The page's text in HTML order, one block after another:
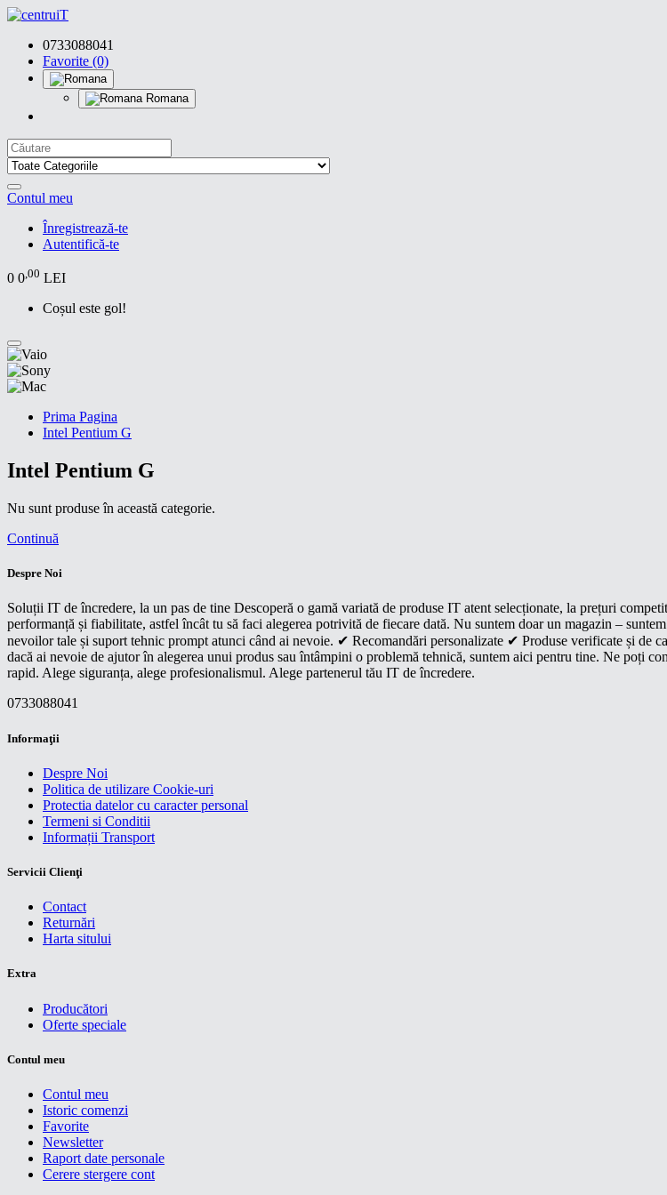
0733088041
Favorite (0)
Romana
Contul meu
Înregistrează-te
Autentifică-te
0 0,00 LEI
Coșul este gol!
Prima Pagina
Intel Pentium G
Intel Pentium G
Nu sunt produse în această categorie.
Continuă
Despre Noi
Soluții IT de încredere, la un pas de tine Descoperă o gamă variată de produse IT atent selecționate, la prețuri
performanță și fiabilitate, astfel încât tu să faci alegerea potrivită de fiecare dată. Nu suntem doar un magazin –
nevoilor tale și suport tehnic prompt atunci când ai nevoie. ✔ Recomandări personalizate ✔ Produse verificate și
dacă ai nevoie de ajutor în alegerea unui produs sau întâmpini o problemă tehnică, suntem aici pentru tine. Ne poți
rapid. Alege siguranța, alege profesionalismul. Alege partenerul tău IT de încredere.
0733088041
Informaţii
Despre Noi
Politica de utilizare Cookie-uri
Protectia datelor cu caracter personal
Termeni si Conditii
Informații Transport
Servicii Clienţi
Contact
Returnări
Harta sitului
Extra
Producători
Oferte speciale
Contul meu
Contul meu
Istoric comenzi
Favorite
Newsletter
Raport date personale
Cerere stergere cont